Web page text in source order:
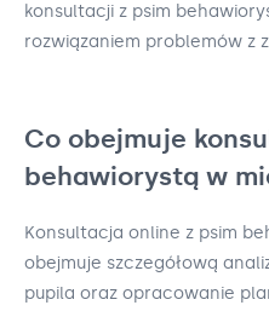
konsultacji z psim
rozwiązaniem problemów z
Co obejmuje
behawiorystą w
Konsultacja online z psim
obejmuje szczegółową
pupila oraz opracowanie